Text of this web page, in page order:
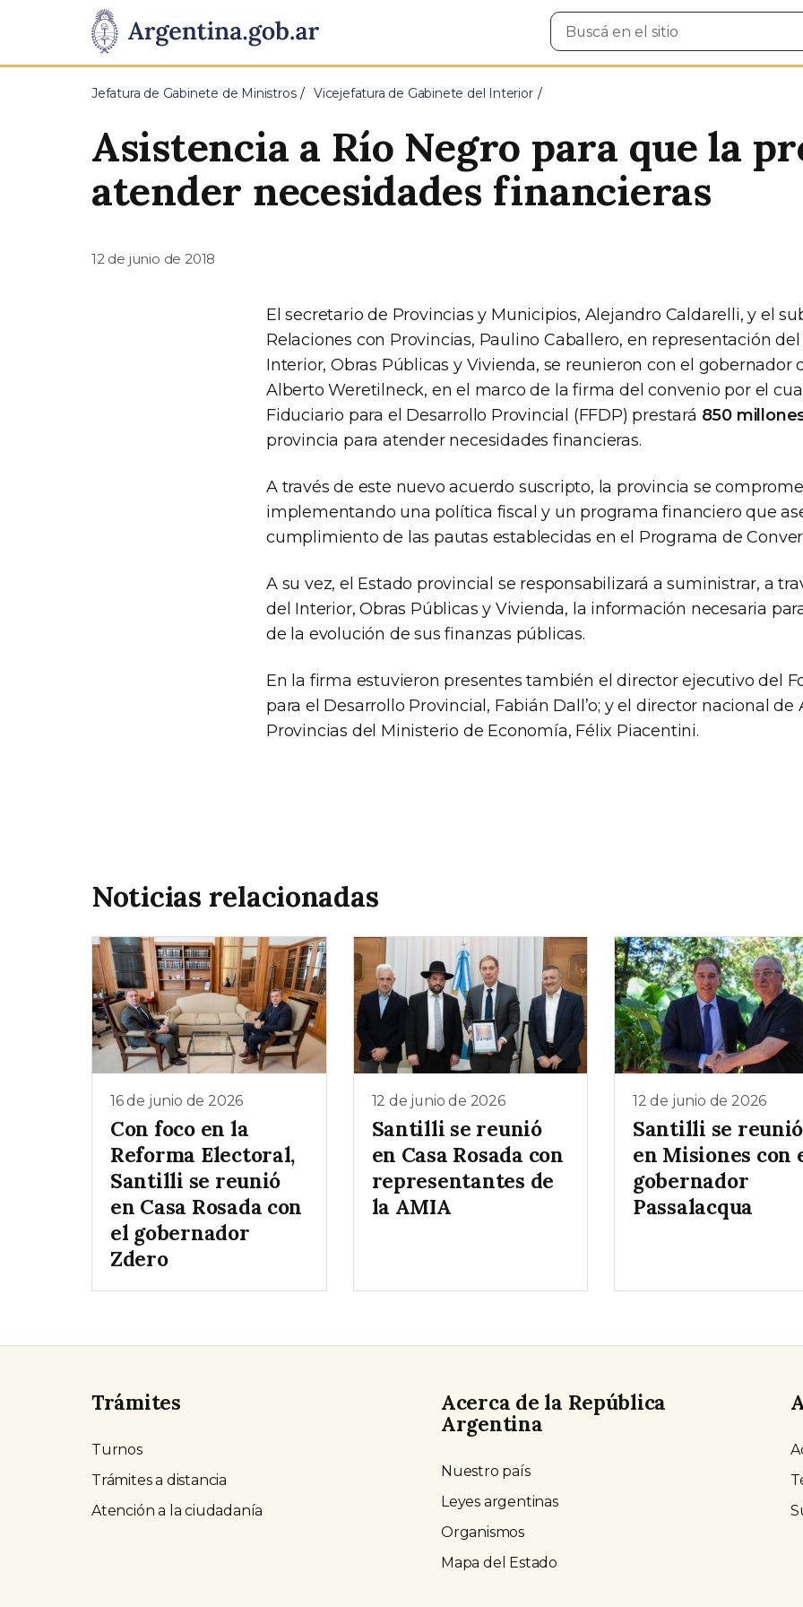
Presidencia
de
Pasar al contenido principal
Buscar
en
Jefatura de Gabinete de Ministros Vicejefatura de Gabinete del Interior
Asistencia a Río Negro para que la
atender necesidades financieras
12 de junio de 2018
El secretario de Provincias y Municipios, Alejandro Caldarelli, y el
Relaciones con Provincias, Paulino Caballero, en representación
Interior, Obras Públicas y Vivienda, se reunieron con el gobernador
Alberto Weretilneck, en el marco de la firma del convenio por el
Fiduciario para el Desarrollo Provincial (FFDP) prestará 850
provincia para atender necesidades financieras.
A través de este nuevo acuerdo suscripto, la provincia se
implementando una política fiscal y un programa financiero que
cumplimiento de las pautas establecidas en el Programa de
A su vez, el Estado provincial se responsabilizará a suministrar, a
del Interior, Obras Públicas y Vivienda, la información necesaria
de la evolución de sus finanzas públicas.
En la firma estuvieron presentes también el director ejecutivo del
para el Desarrollo Provincial, Fabián Dall’o; y el director nacional de
Provincias del Ministerio de Economía, Félix Piacentini.
Noticias relacionadas
16 de junio de 2026
Con foco en la
Reforma Electoral,
Santilli se reunió
en Casa Rosada con
el gobernador
Zdero
12 de junio de 2026
Santilli se reunió
en Casa Rosada con
representantes de
la AMIA
12 de junio de 2026
Santilli se reunió
en Misiones con
gobernador
Passalacqua
Trámites
Turnos
Trámites a distancia
Atención a la ciudadanía
Acerca de la República
Argentina
Nuestro país
Leyes argentinas
Organismos
Mapa del Estado